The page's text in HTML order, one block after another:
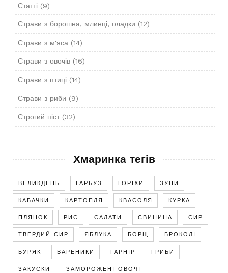
Статті (9)
Страви з борошна, млинці, оладки (12)
Страви з м'яса (14)
Страви з овочів(16)
Страви з птиці (14)
Страви з риби (9)
Строгий піст(32)
Хмаринка тегів
ВЕЛИКДЕНЬ ГАРБУЗ ГОРІХИ ЗУПИ
КАБАЧКИ КАРТОПЛЯ КВАСОЛЯ КУРКА
ПЛЯЦОК РИС САЛАТИ СВИНИНА СИР
ТВЕРДИЙ СИР ЯБЛУКА БОРЩ БРОКОЛІ
БУРЯК ВАРЕНИКИ ГАРНІР ГРИБИ
ЗАКУСКИ ЗАМОРОЖЕНІ ОВОЧІ